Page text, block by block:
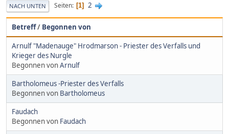
NACH UNTEN Seiten 1 2
Betreff/ Begonnen von
Arnulf "Madenauge" Hrodmarson - Priester des Verfalls und
Krieger des Nurgle
Begonnen vonArnulf
Bartholomeus -Priester des Verfalls
Begonnen von Bartholomeus
Faudach
Begonnen von Faudach